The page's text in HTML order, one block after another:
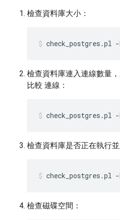
檢查資料庫大小：
check_postgres.pl
檢查資料庫連入連線數量
比較 連線：
check_postgres.pl
檢查資料庫是否正在執行並
check_postgres.pl
檢查磁碟空間：